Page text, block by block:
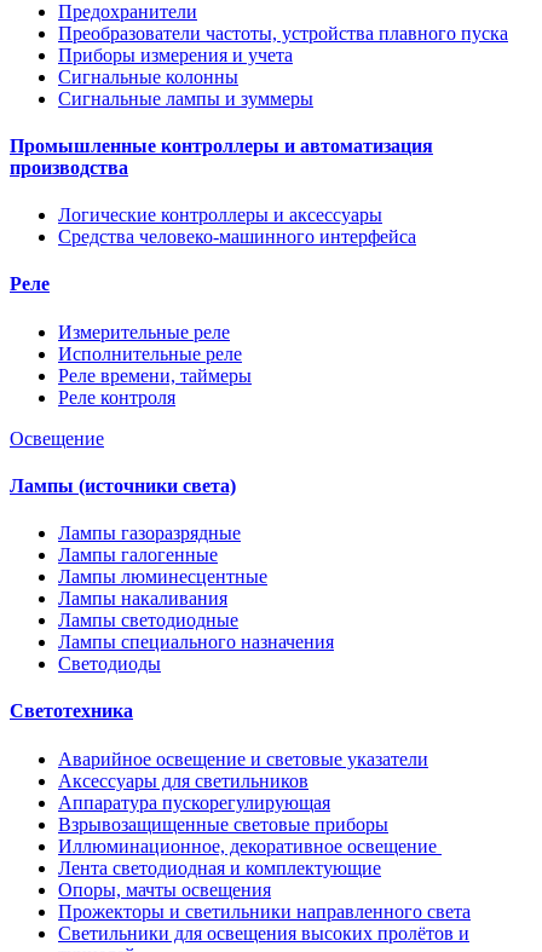
Предохранители
Преобразователи частоты, устройства плавного пуска
Приборы измерения и учета
Сигнальные колонны
Сигнальные лампы и зуммеры
Промышленные контроллеры и автоматизация
производства
Логические контроллеры и аксессуары
Средства человеко-машинного интерфейса
Реле
Измерительные реле
Исполнительные реле
Реле времени, таймеры
Реле контроля
Освещение
Лампы (источники света)
Лампы газоразрядные
Лампы галогенные
Лампы люминесцентные
Лампы накаливания
Лампы светодиодные
Лампы специального назначения
Светодиоды
Светотехника
Аварийное освещение и световые указатели
Аксессуары для светильников
Аппаратура пускорегулирующая
Взрывозащищенные световые приборы
Иллюминационное, декоративное освещение
Лента светодиодная и комплектующие
Опоры, мачты освещения
Прожекторы и светильники направленного света
Светильники для освещения высоких пролётов и